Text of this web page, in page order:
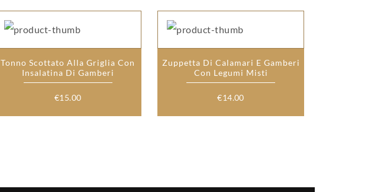
Tonno Scottato Alla Griglia Con
Insalatina Di Gamberi
€15.00
Zuppetta Di Calamari E Gamberi
Con Legumi Misti
€14.00